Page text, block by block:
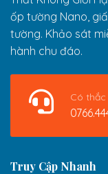
ốp tường Nano,
tường. Khảo sát
hành chu đáo.
Có
Truy Cập Nhanh